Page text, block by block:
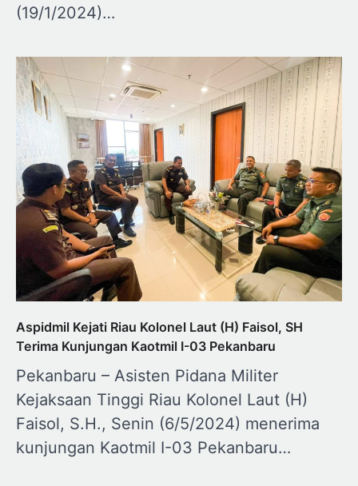
(19/1/2024)…
Aspidmil Kejati Riau Kolonel Laut (H) Faisol, SH
Terima Kunjungan Kaotmil I-03 Pekanbaru
Pekanbaru – Asisten Pidana Militer
Kejaksaan Tinggi Riau Kolonel Laut (H)
Faisol, S.H., Senin (6/5/2024) menerima
kunjungan Kaotmil I-03 Pekanbaru…